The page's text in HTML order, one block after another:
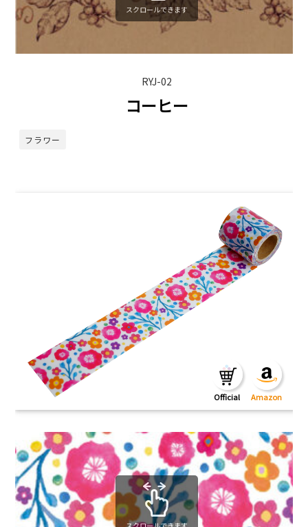
スクロールできます
RYJ-02
コーヒー
フラワー